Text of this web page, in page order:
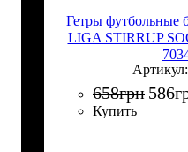
Гетры футбольные
LIGA STIRRUP
658грн 586
Купить